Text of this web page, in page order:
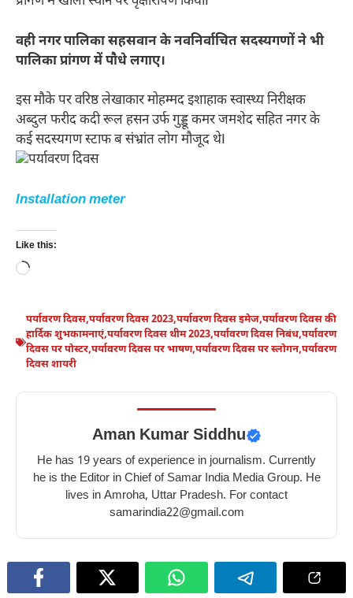
वही नगर पालिका सहसवान के नवनिर्वाचित सदस्यगणों ने भी
पालिका प्रांगण में पौधे लगाए।
इस मौके पर वरिष्ठ लेखाकार मोहम्मद इशाहाक स्वास्थ्य निरीक्षक
अब्दुल फरीद कदी रूल हसन उर्फ गुड्डू कमर जमशेद सहित नगर के
कई सदस्यगण स्टाफ ब संभ्रांत लोग मौजूद थेI
Installation meter
Like this:
Loading…
पर्यावरण दिवस,पर्यावरण दिवस 2023,पर्यावरण दिवस इमेज,पर्यावरण दिवस की
हार्दिक शुभकामनाएं,पर्यावरण दिवस थीम 2023,पर्यावरण दिवस निबंध,पर्यावरण
दिवस पर पोस्टर,पर्यावरण दिवस पर भाषण,पर्यावरण दिवस पर स्लोगन,पर्यावरण
दिवस शायरी
Aman Kumar Siddhu
He has 19 years of experience in journalism. Currently
he is the Editor in Chief of Samar India Media Group. He
lives in Amroha, Uttar Pradesh. For contact
samarindia22@gmail.com